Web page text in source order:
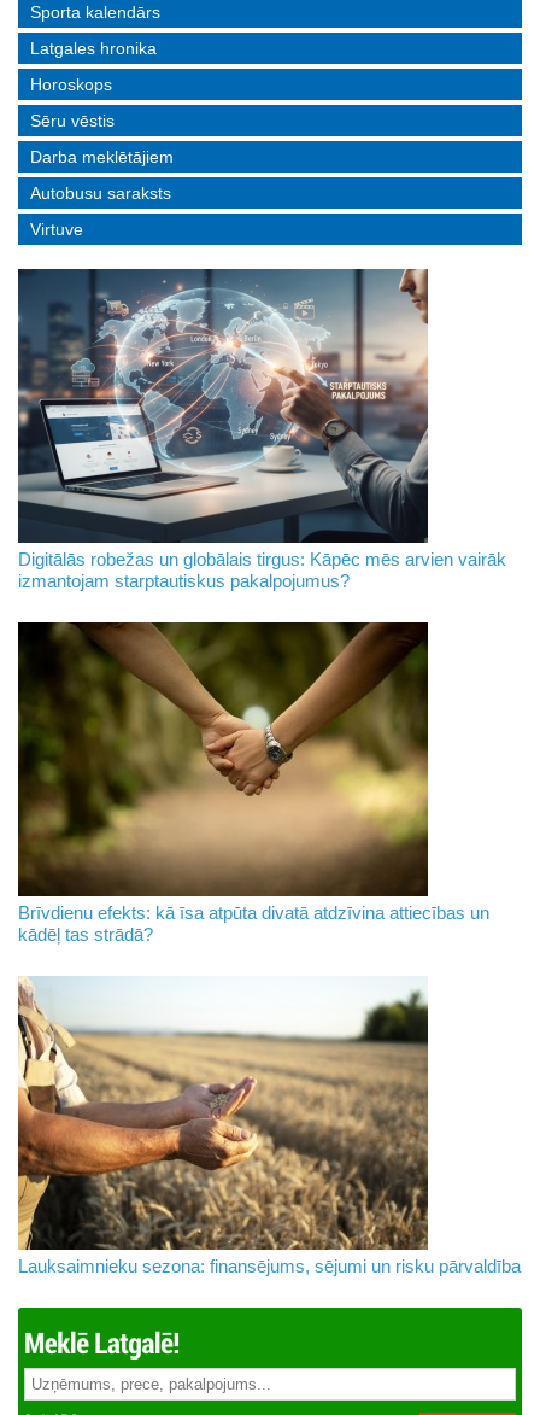
Sporta kalendārs
Latgales hronika
Horoskops
Sēru vēstis
Darba meklētājiem
Autobusu saraksts
Virtuve
Digitālās robežas un globālais tirgus: Kāpēc mēs arvien vairāk
izmantojam starptautiskus pakalpojumus?
Brīvdienu efekts: kā īsa atpūta divatā atdzīvina attiecības un
kādēļ tas strādā?
Lauksaimnieku sezona: finansējums, sējumi un risku pārvaldība